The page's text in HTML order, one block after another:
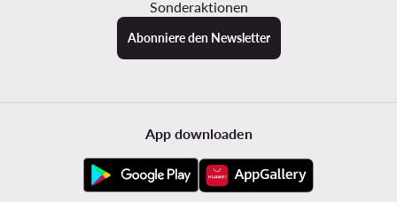
Sonderaktionen
Abonniere den Newsletter
App downloaden